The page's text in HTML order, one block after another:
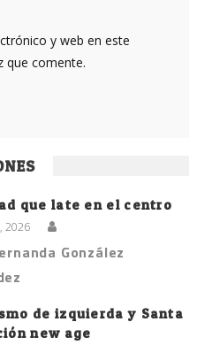
y web en este
que comente.
que late en el centro
2026
González
de izquierda y Santa
new age